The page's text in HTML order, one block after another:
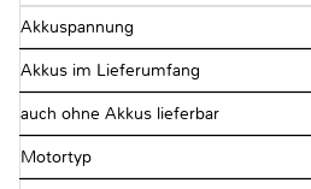
Akkuspannung
Akkus im Lieferumfang
auch ohne Akkus lieferbar
Motortyp